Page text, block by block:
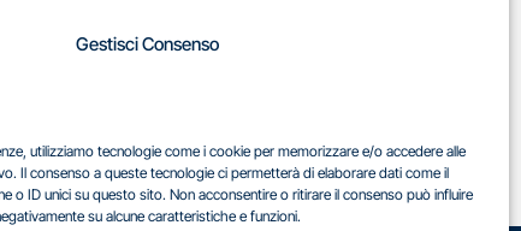
Gestisci Consenso
utilizziamo tecnologie come i cookie per memorizzare e/o accedere alle
Il consenso a queste tecnologie ci permetterà di elaborare dati come il
o ID unici su questo sito. Non acconsentire o ritirare il consenso può influire
su alcune caratteristiche e funzioni.